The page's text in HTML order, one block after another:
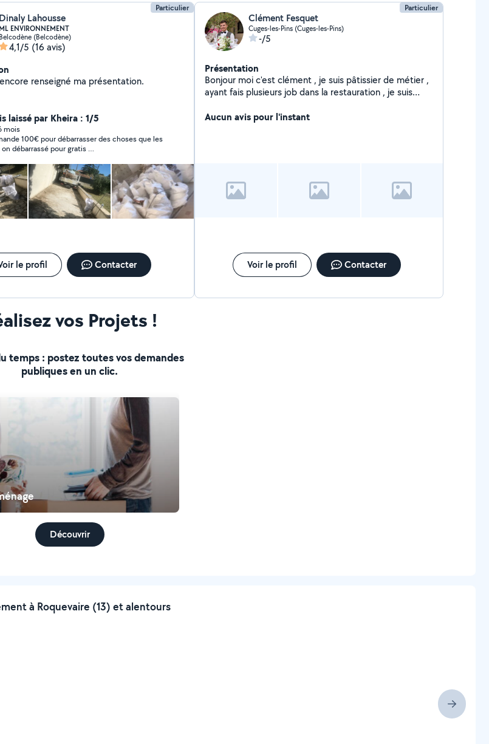
Particulier
Dinaly Lahousse
ML ENVIRONNEMENT
Belcodène (Belcodène)
4,1/5 (16 avis)
Je n'ai pas encore renseigné ma présentation.
laissé par Kheira : 1/5
mois
100€ pour débarrasser des choses que les
encombrants on débarrassé pour gratis …
le profil Contacter
Particulier
Clément Fesquet
Cuges-les-Pins (Cuges-les-Pins)
-/5
Présentation
Bonjour moi c'est clément , je suis pâtissier de métier ,
ayant fais plusieurs job dans la restauration , je suis
garde d'animaux etc etc
Aucun avis pour l'instant
Voir le profil Contacter
vos Projets !
temps : postez toutes vos demandes
publiques en un clic.
Découvrir
à Roquevaire (13) et alentours